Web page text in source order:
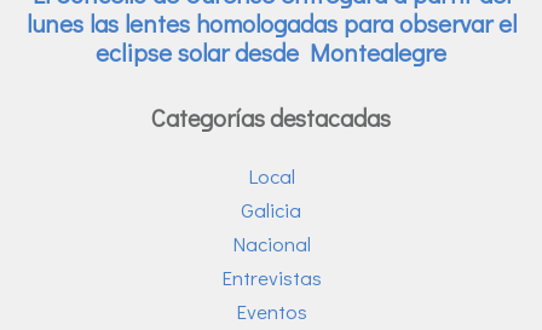
Categorías destacadas
Local
Galicia
Nacional
Entrevistas
Eventos